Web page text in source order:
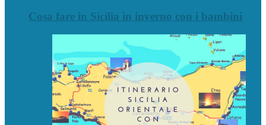
Cosa fare in Sicilia in inverno con i bambini